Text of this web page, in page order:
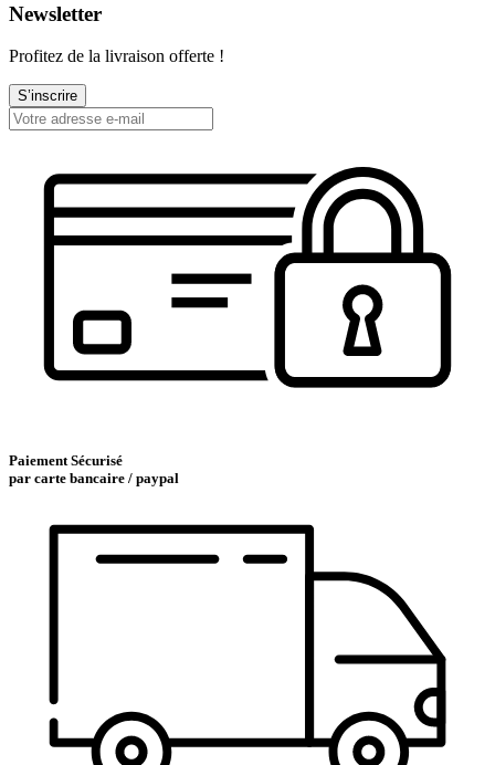
Newsletter
Profitez de la livraison offerte !
S’inscrire
Paiement Sécurisé
par carte bancaire / paypal